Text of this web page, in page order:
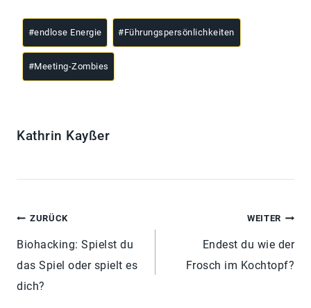
#endlose Energie #Führungspersönlichkeiten
#Meeting-Zombies
Kathrin Kayßer
ZURÜCK
Biohacking: Spielst du
das Spiel oder spielt es
dich?
WEITER
Endest du wie der
Frosch im Kochtopf?